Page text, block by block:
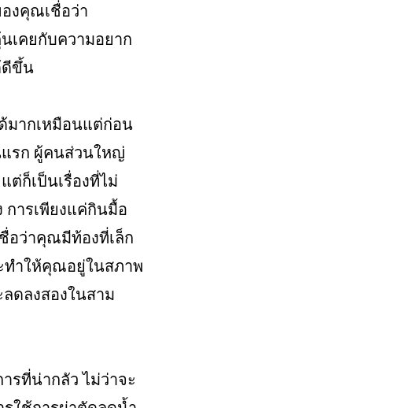
งคุณเชื่อว่า
เคยกับความอยาก
ดีขึ้น
มากเหมือนแต่ก่อน
รก ผู้คนส่วนใหญ่
ต่ก็เป็นเรื่องที่ไม่
การเพียงแค่กินมื้อ
อว่าคุณมีท้องที่เล็ก
ทำให้คุณอยู่ในสภาพ
ดลงสองในสาม
รที่น่ากลัว ไม่ว่าจะ